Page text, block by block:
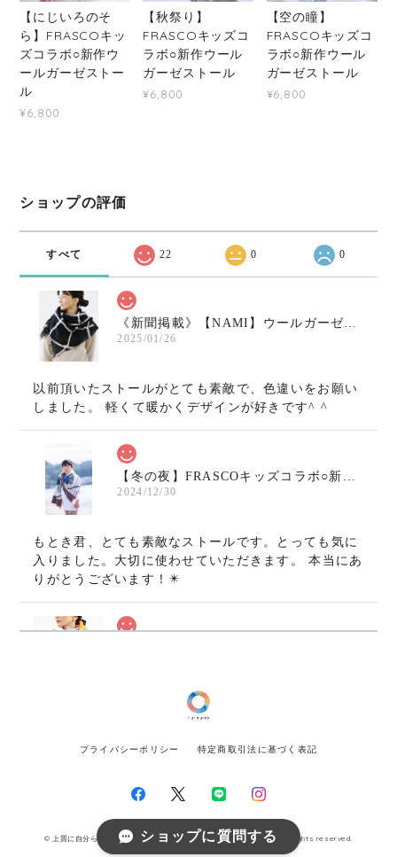
【にじいろのそ
ら】FRASCOキッ
ズコラボ○新作ウ
ールガーゼストー
ル
¥6,800
【秋祭り】
FRASCOキッズコ
ラボ○新作ウール
ガーゼストール
¥6,800
【空の瞳】
FRASCOキッズコ
ラボ○新作ウール
ガーゼストール
¥6,800
ショップの評価
すべて 22 0 0
《新聞掲載》【NAMI】ウールガーゼ小さめストール〇ブラック×ホワイト
2025/01/26
以前頂いたストールがとても素敵で、色違いをお願い
しました。 軽くて暖かくデザインが好きです^ ^
【冬の夜】FRASCOキッズコラボ○新作ウールガーゼストール
2024/12/30
もとき君、とても素敵なストールです。とっても気に
入りました。大切に使わせていただきます。 本当にあ
りがとうございます！✴️
画像通りの鮮やかで綺麗な発色、とても可愛いです。
れぞというマフラーやストールに出会えなかったので
そろ巻いて出掛けようと思います。ありがとうござい
プライバシーポリシー 特定商取引法に基づく表記
© 上質に自分らしさを。大人のためのストール - ruinuno(ルイヌノ） All rights reserved.
ショップに質問する